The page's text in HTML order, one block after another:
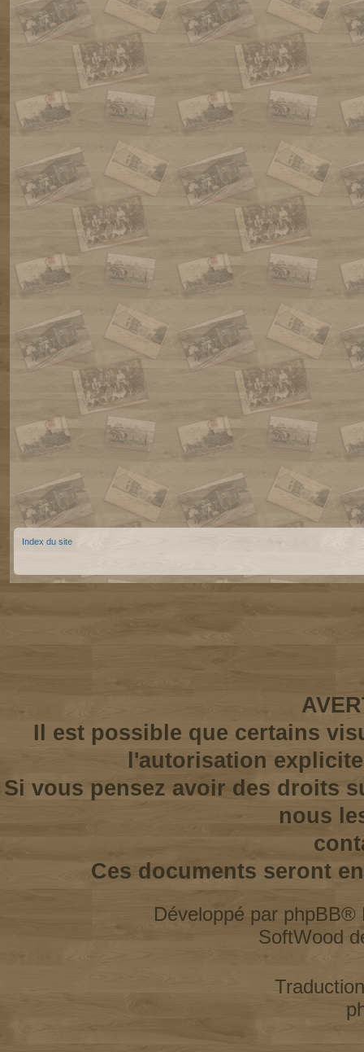
Index du site
Il est possible que certains
l'autorisation
Si vous pensez avoir des droits
nous
Ces documents seront
Développé par phpBB®
SoftWood